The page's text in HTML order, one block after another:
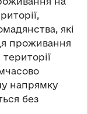
які
проживання
напрямку
без